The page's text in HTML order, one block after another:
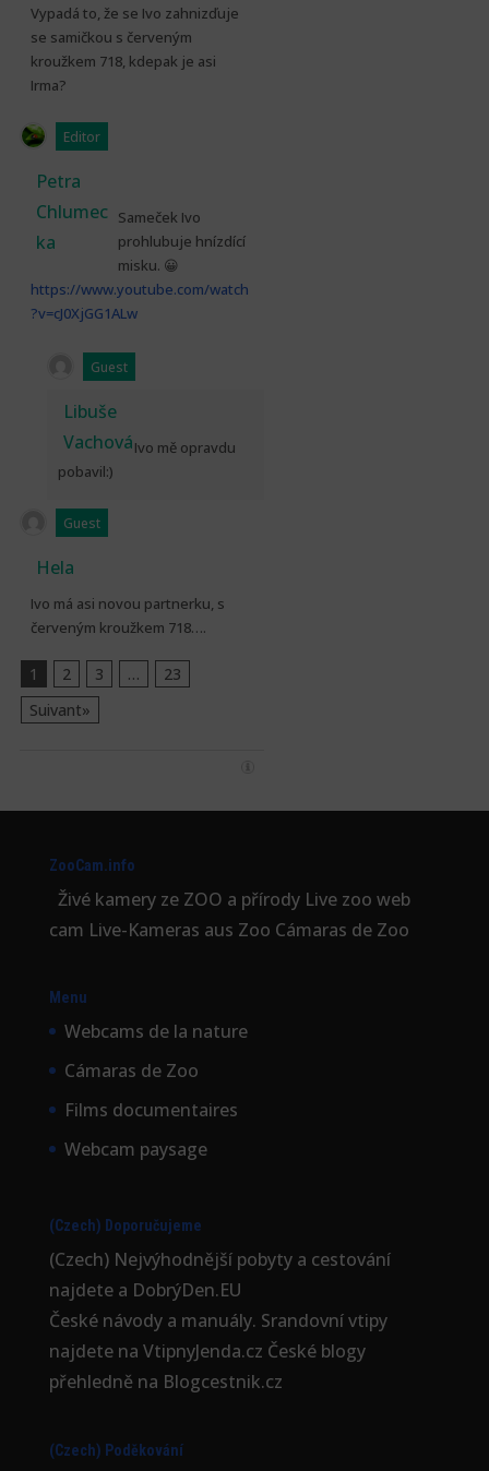
Vypadá to, že se Ivo zahnizďuje
se samičkou s červeným
kroužkem 718, kdepak je asi
Irma?
Editor
Petra
Chlumec
ka
Sameček Ivo
prohlubuje hnízdící
misku. 😀
https://www.youtube.com/watch
?v=cJ0XjGG1ALw
Guest
Libuše
VachováIvo mě opravdu
pobavil:)
Guest
Hela
Ivo má asi novou partnerku, s
červeným kroužkem 718….
1 2 3 …
23
Suivant»
ZooCam.info
Živé kamery ze ZOO a přírody Live zoo web
cam Live-Kameras aus Zoo Cámaras de Zoo
Menu
Webcams de la nature
Cámaras de Zoo
Films documentaires
Webcam paysage
(Czech) Doporučujeme
(Czech) Nejvýhodnější pobyty a cestování
najdete a DobrýDen.EU
České návodya manuály. Srandovní vtipy
najdete na VtipnyJenda.cz České blogy
přehledně na Blogcestnik.cz
(Czech) Poděkování